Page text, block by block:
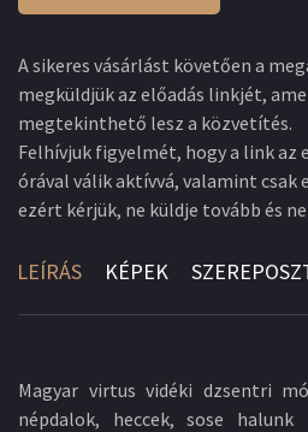
A sikeres vásárlást követően a
megküldjük az előadás linkjét,
megtekinthető lesz a közvetítés.
Felhívjuk figyelmét, hogy a link az
órával válik aktívvá, valamint csak
ezért kérjük, ne küldje tovább és
LEÍRÁS KÉPEK
Magyar virtus vidéki dzsentri
népdalok, heccek, sose halunk